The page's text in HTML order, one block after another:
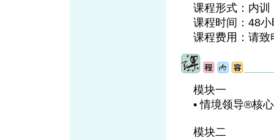
课程形式：内训
课程时间：48小
课程费用：请
模块一
• 情境领导®核
模块二